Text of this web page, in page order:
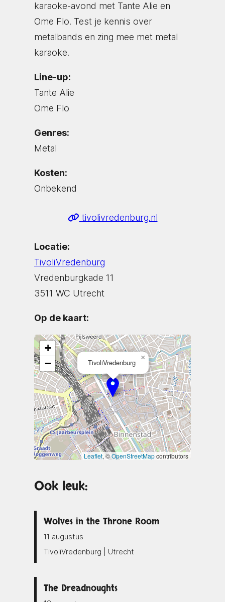
karaoke-avond met Tante Alie en
Ome Flo. Test je kennis over
metalbands en zing mee met metal
karaoke.
Line-up:
Tante Alie
Ome Flo
Genres:
Metal
Kosten:
Onbekend
tivolivredenburg.nl
Locatie:
TivoliVredenburg
Vredenburgkade 11
3511 WC Utrecht
Op de kaart:
TivoliVredenburg
×
+
−
Leaflet, ©OpenStreetMapcontributors
Ook leuk:
Wolves in the Throne Room
11 augustus
TivoliVredenburg | Utrecht
The Dreadnoughts